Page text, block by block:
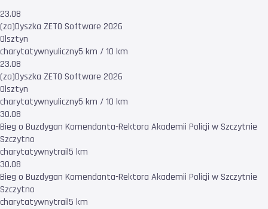
23.08
(za)Dyszka ZETO Software 2026
Olsztyn
charytatywnyuliczny5 km / 10 km
23.08
(za)Dyszka ZETO Software 2026
Olsztyn
charytatywnyuliczny5 km / 10 km
30.08
Bieg o Buzdygan Komendanta-Rektora Akademii Policji w Szczytnie
Szczytno
charytatywnytrail5 km
30.08
Bieg o Buzdygan Komendanta-Rektora Akademii Policji w Szczytnie
Szczytno
charytatywnytrail5 km